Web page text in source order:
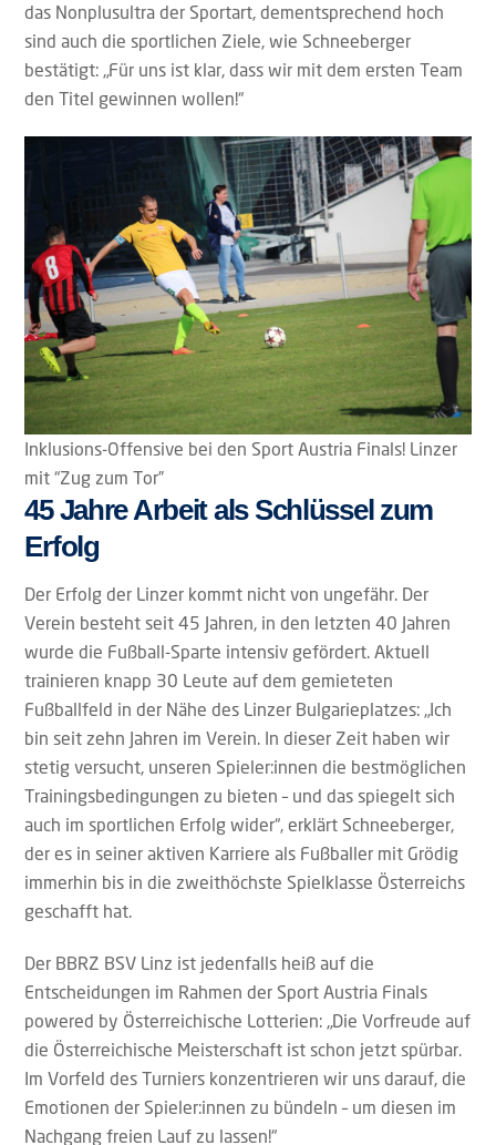
das Nonplusultra der Sportart, dementsprechend hoch
sind auch die sportlichen Ziele, wie Schneeberger
bestätigt: „Für uns ist klar, dass wir mit dem ersten Team
den Titel gewinnen wollen!“
Inklusions-Offensive bei den Sport Austria Finals! Linzer
mit “Zug zum Tor”
45 Jahre Arbeit als Schlüssel zum
Erfolg
Der Erfolg der Linzer kommt nicht von ungefähr. Der
Verein besteht seit 45 Jahren, in den letzten 40 Jahren
wurde die Fußball-Sparte intensiv gefördert. Aktuell
trainieren knapp 30 Leute auf dem gemieteten
Fußballfeld in der Nähe des Linzer Bulgarieplatzes: „Ich
bin seit zehn Jahren im Verein. In dieser Zeit haben wir
stetig versucht, unseren Spieler:innen die bestmöglichen
Trainingsbedingungen zu bieten – und das spiegelt sich
auch im sportlichen Erfolg wider“, erklärt Schneeberger,
der es in seiner aktiven Karriere als Fußballer mit Grödig
immerhin bis in die zweithöchste Spielklasse Österreichs
geschafft hat.
Der BBRZ BSV Linz ist jedenfalls heiß auf die
Entscheidungen im Rahmen der Sport Austria Finals
powered by Österreichische Lotterien: „Die Vorfreude auf
die Österreichische Meisterschaft ist schon jetzt spürbar.
Im Vorfeld des Turniers konzentrieren wir uns darauf, die
Emotionen der Spieler:innen zu bündeln – um diesen im
Nachgang freien Lauf zu lassen!“